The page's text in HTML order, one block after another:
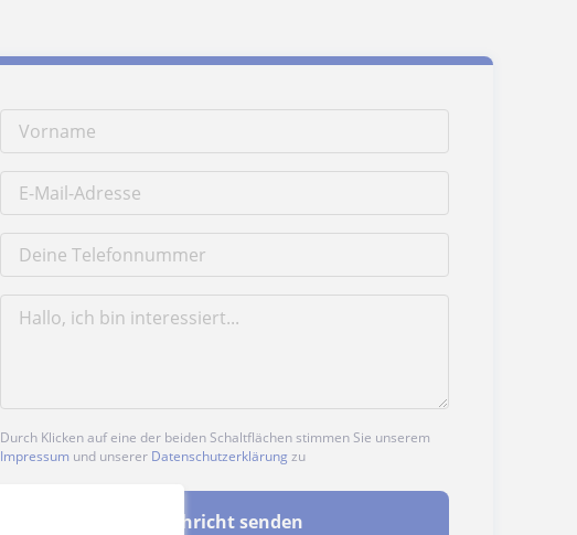
Durch Klicken auf eine der beiden Schaltflächen stimmen Sie unserem
Impressum und unserer Datenschutzerklärung zu
Nachricht senden